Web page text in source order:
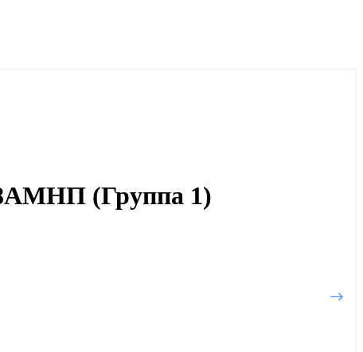
(Группа 1)